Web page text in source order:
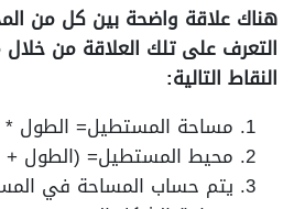
هناك علاقة واضحة بين كل من
التعرف على تلك العلاقة من
النقاط التالية:
مساحة المستطيل= الطول
محيط المستطيل= (الطول +
يتم حساب المساحة في